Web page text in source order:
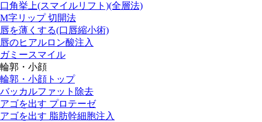
口角挙上(スマイルリフト)(全層法)
M字リップ 切開法
唇を薄くする(口唇縮小術)
唇のヒアルロン酸注入
ガミースマイル
輪郭・小顔
輪郭・小顔トップ
バッカルファット除去
アゴを出す プロテーゼ
アゴを出す 脂肪幹細胞注入